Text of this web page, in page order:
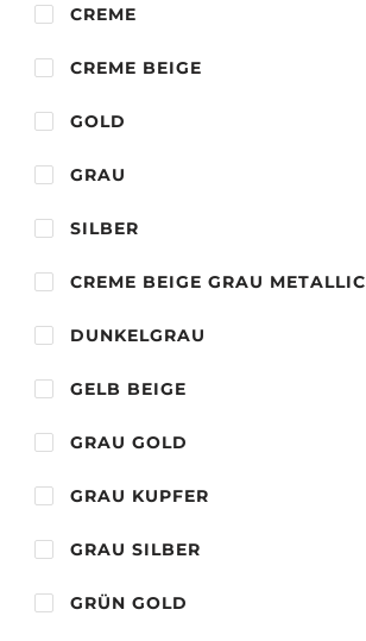
CREME
CREME BEIGE
GOLD
GRAU
SILBER
CREME BEIGE GRAU METALLIC
DUNKELGRAU
GELB BEIGE
GRAU GOLD
GRAU KUPFER
GRAU SILBER
GRÜN GOLD